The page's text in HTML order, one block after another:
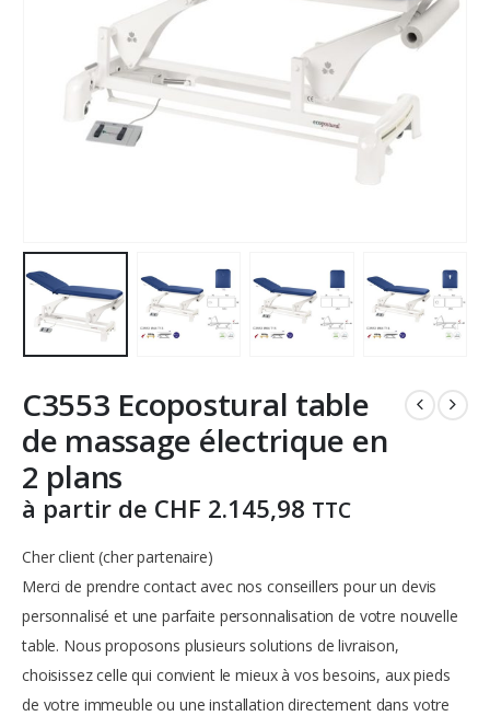
C3553 Ecopostural table
de massage électrique en
2 plans
à partir de CHF 2.145,98 TTC
Cher client (cher partenaire)
Merci de prendre contact avec nos conseillers pour un devis
personnalisé et une parfaite personnalisation de votre nouvelle
table. Nous proposons plusieurs solutions de livraison,
choisissez celle qui convient le mieux à vos besoins, aux pieds
de votre immeuble ou une installation directement dans votre